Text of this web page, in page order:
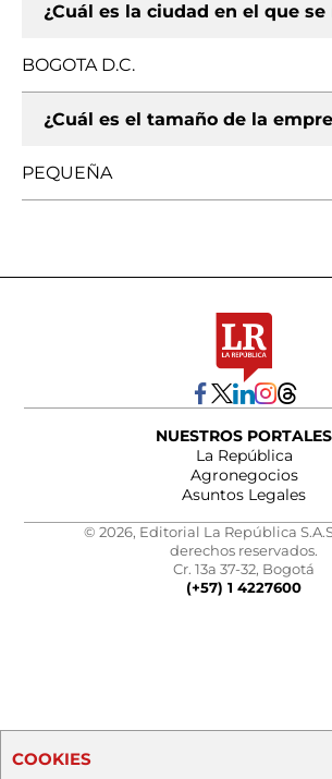
¿Cuál es la ciudad en el que se
BOGOTA D.C.
¿Cuál es el tamaño de la
PEQUEÑA
NUESTROS PORTALES
La República
Agronegocios
Asuntos Legales
© 2026, Editorial La República
derechos reservados.
Cr. 13a 37-32, Bogotá
(+57) 1 4227600
COOKIES